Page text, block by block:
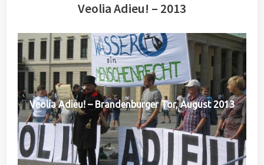
Veolia Adieu! – 2013
Veolia Adieu! – Brandenburger Tor, August 2013